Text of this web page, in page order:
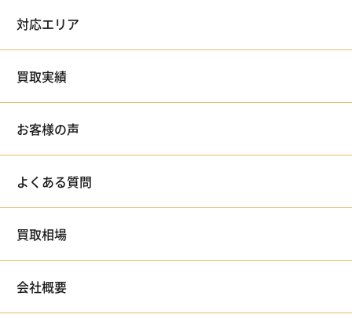
対応エリア
買取実績
お客様の声
よくある質問
買取相場
会社概要